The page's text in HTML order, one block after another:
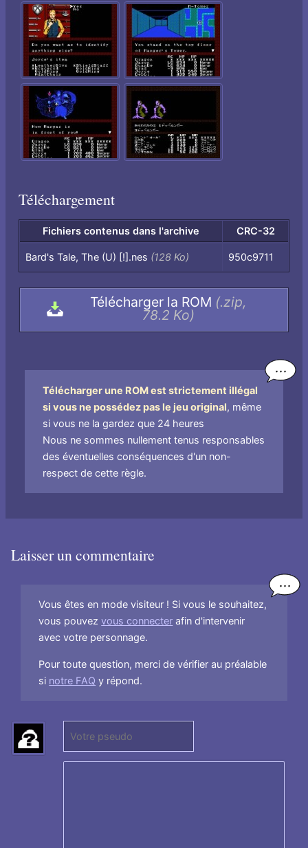
Téléchargement
Fichiers
nom
Fichiers contenus dans l'archive CRC-32
Bard's Tale, The (U) [!].nes (128 Ko) 950c9711
Télécharger la ROM (.zip,
78.2 Ko)
Télécharger une ROM est strictement illégal
si vous ne possédez pas le jeu original, même
si vous ne la gardez que 24 heures
Nous ne sommes nullement tenus responsables
des éventuelles conséquences d'un non-
respect de cette règle.
Laisser un commentaire
Vous êtes en mode visiteur ! Si vous le souhaitez,
vous pouvezvous connecter afin d'intervenir
avec votre personnage.
Pour toute question, merci de vérifier au préalable
si notre FAQ y répond.